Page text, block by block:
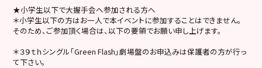
★小学生以下で大握手会へ参加される方へ
＊小学生以下の方はお一人で本イベントに参加することはできません。
そのため、ご参加頂く場合は、以下の要領でお願い申し上げます。
＊３９ｔｈシングル「Green Flash」劇場盤のお申込みは保護者の方が行っ
て下さい。